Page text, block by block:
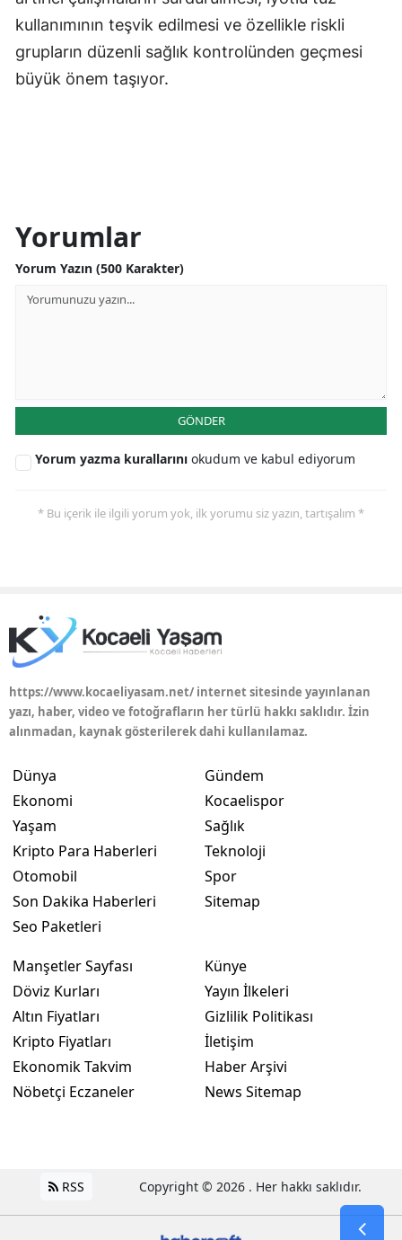
kullanımının teşvik edilmesi ve özellikle riskli
grupların düzenli sağlık kontrolünden geçmesi
büyük önem taşıyor.
Yorumlar
Yorum Yazın (500 Karakter)
GÖNDER
Yorum yazma kurallarını okudum ve kabul ediyorum
* Bu içerik ile ilgili yorum yok, ilk yorumu siz yazın, tartışalım *
https://www.kocaeliyasam.net/ internet sitesinde yayınlanan
yazı, haber, video ve fotoğrafların her türlü hakkı saklıdır. İzin
alınmadan, kaynak gösterilerek dahi kullanılamaz.
Dünya
Ekonomi
Yaşam
Kripto Para Haberleri
Otomobil
Son Dakika Haberleri
Seo Paketleri
Gündem
Kocaelispor
Sağlık
Teknoloji
Spor
Sitemap
Manşetler Sayfası
Döviz Kurları
Altın Fiyatları
Kripto Fiyatları
Ekonomik Takvim
Nöbetçi Eczaneler
Künye
Yayın İlkeleri
Gizlilik Politikası
İletişim
Haber Arşivi
News Sitemap
RSS Copyright © 2026 . Her hakkı saklıdır.